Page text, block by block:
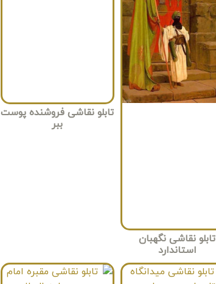
تابلو نقاشی نگهبان
استاندارد
تابلو نقاشی فروشنده پوست
ببر